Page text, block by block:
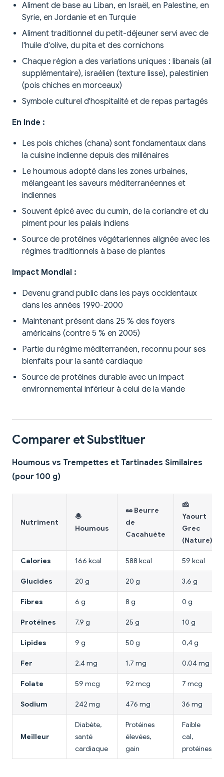
Aliment de base au Liban, en Israël, en Palestine, en
Syrie, en Jordanie et en Turquie
Aliment traditionnel du petit-déjeuner servi avec de
l'huile d'olive, du pita et des cornichons
Chaque région a des variations uniques : libanais (ail
supplémentaire), israélien (texture lisse), palestinien
(pois chiches en morceaux)
Symbole culturel d'hospitalité et de repas partagés
En Inde :
Les pois chiches (chana) sont fondamentaux dans
la cuisine indienne depuis des millénaires
Le houmous adopté dans les zones urbaines,
mélangeant les saveurs méditerranéennes et
indiennes
Souvent épicé avec du cumin, de la coriandre et du
piment pour les palais indiens
Source de protéines végétariennes alignée avec les
régimes traditionnels à base de plantes
Impact Mondial :
Devenu grand public dans les pays occidentaux
dans les années 1990-2000
Maintenant présent dans 25 % des foyers
américains (contre 5 % en 2005)
Partie du régime méditerranéen, reconnu pour ses
bienfaits pour la santé cardiaque
Source de protéines durable avec un impact
environnemental inférieur à celui de la viande
Comparer et Substituer
Houmous vs Trempettes et Tartinades Similaires
(pour 100 g)
Nutriment
🧆
Houmous
🥜 Beurre
de
Cacahuète
🧀
Yaourt
Grec
(Nature)
Calories 166 kcal 588 kcal 59 kcal
Glucides 20 g 20 g 3,6 g
Fibres 6 g 8 g 0 g
Protéines 7,9 g 25 g 10 g
Lipides 9 g 50 g 0,4 g
Fer 2,4 mg 1,7 mg 0,04 mg
Folate 59 mcg 92 mcg 7 mcg
Sodium 242 mg 476 mg 36 mg
Meilleur
Diabète,
santé
cardiaque
Protéines
élevées,
gain
Faible
cal,
protéines